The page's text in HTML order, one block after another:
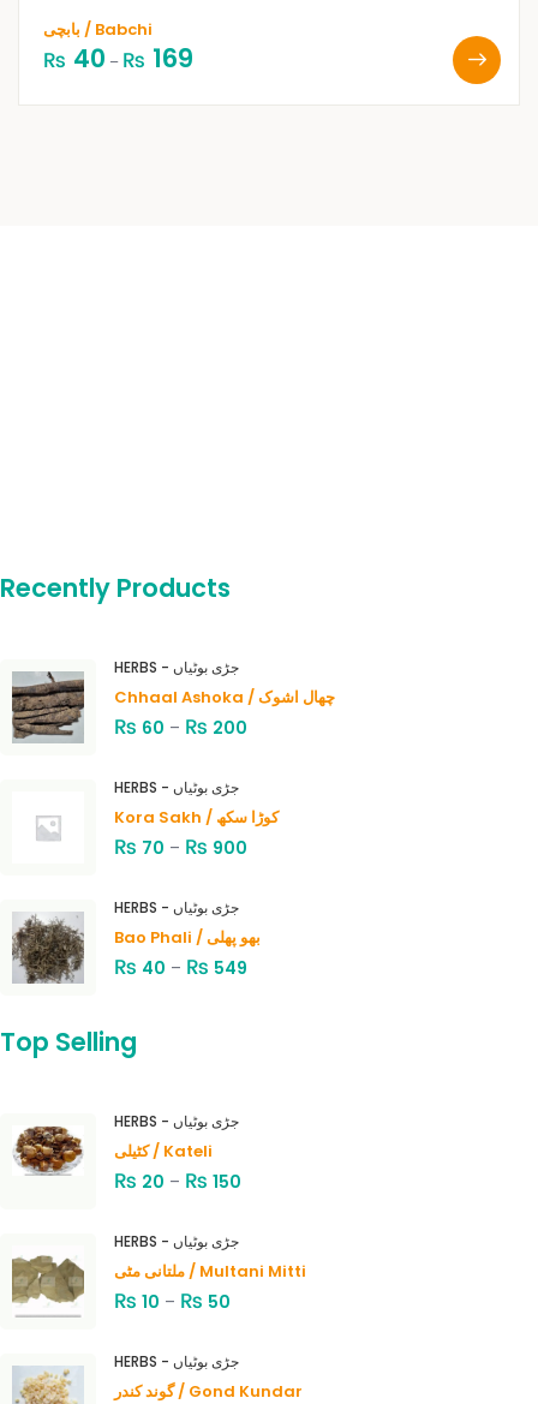
بابچی / Babchi
₨ 40 – ₨ 169
Recently Products
HERBS - جڑی بوٹیاں
Chhaal Ashoka / چھال اشوک
₨ 60 – ₨ 200
HERBS - جڑی بوٹیاں
Kora Sakh / کوڑا سکھ
₨ 70 – ₨ 900
HERBS - جڑی بوٹیاں
Bao Phali / بھو پھلی
₨ 40 – ₨ 549
Top Selling
HERBS - جڑی بوٹیاں
کٹیلی / Kateli
₨ 20 – ₨ 150
HERBS - جڑی بوٹیاں
ملتانی مٹی / Multani Mitti
₨ 10 – ₨ 50
HERBS - جڑی بوٹیاں
گوند کندر / Gond Kundar